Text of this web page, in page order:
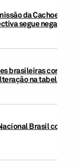
da Cachoeira
segue negativa
brasileiras
na tabela
Brasil